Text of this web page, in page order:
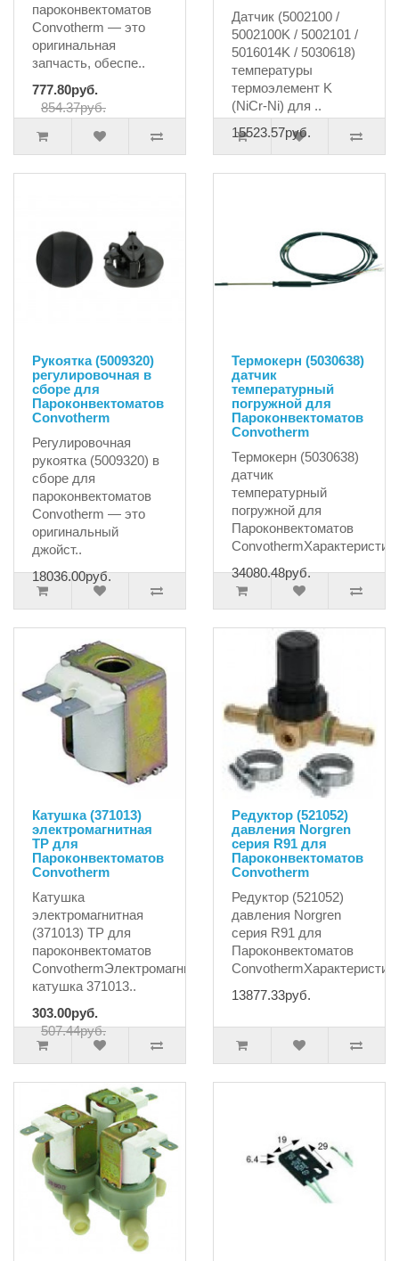
пароконвектоматов
Convotherm — это
оригинальная
запчасть, обеспе..
777.80руб.
854.37руб.
Датчик (5002100 /
5002100K / 5002101 /
5016014K / 5030618)
температуры
термоэлемент K
(NiCr-Ni) для ..
15523.57руб.
Рукоятка (5009320)
регулировочная в
сборе для
Пароконвектоматов
Convotherm
Регулировочная
рукоятка (5009320) в
сборе для
пароконвектоматов
Convotherm — это
оригинальный
джойст..
18036.00руб.
Термокерн (5030638)
датчик
температурный
погружной для
Пароконвектоматов
Convotherm
Термокерн (5030638)
датчик
температурный
погружной для
Пароконвектоматов
34080.48руб.
Катушка (371013)
электромагнитная
TP для
Пароконвектоматов
Convotherm
Катушка
электромагнитная
(371013) TP для
пароконвектоматов
ConvothermЭлектромагнитная
катушка 371013..
303.00руб.
507.44руб.
Редуктор (521052)
давления Norgren
серия R91 для
Пароконвектоматов
Convotherm
Редуктор (521052)
давления Norgren
серия R91 для
Пароконвектоматов
13877.33руб.